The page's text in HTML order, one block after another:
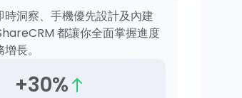
洞察、手機優先設計及內建
都讓你全面掌握進度
長。
+30%